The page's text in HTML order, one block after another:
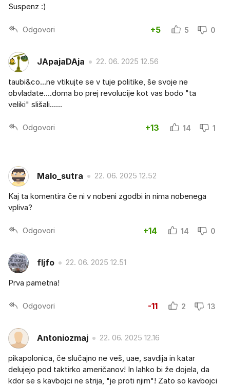
Suspenz :)
Odgovori +5 5 0
JApajaDAja 22. 06. 2025 12.56
taubi&co...ne vtikujte se v tuje politike, še svoje ne
obvladate....doma bo prej revolucije kot vas bodo "ta
veliki" slišali......
Odgovori +13 14 1
Malo_sutra 22. 06. 2025 12.52
Kaj ta komentira če ni v nobeni zgodbi in nima nobenega
vpliva?
Odgovori +14 14 0
fljfo 22. 06. 2025 12.51
Prva pametna!
Odgovori -11 2 13
Antoniozmaj 22. 06. 2025 12.16
pikapolonica, če slučajno ne veš, uae, savdija in katar
delujejo pod taktirko američanov! In lahko bi že dojela, da
kdor se s kavbojci ne strija, "je proti njim"! Zato so kavbojci